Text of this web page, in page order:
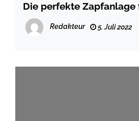
Die perfekte Zapfanlage
Redakteur 5. Juli 2022